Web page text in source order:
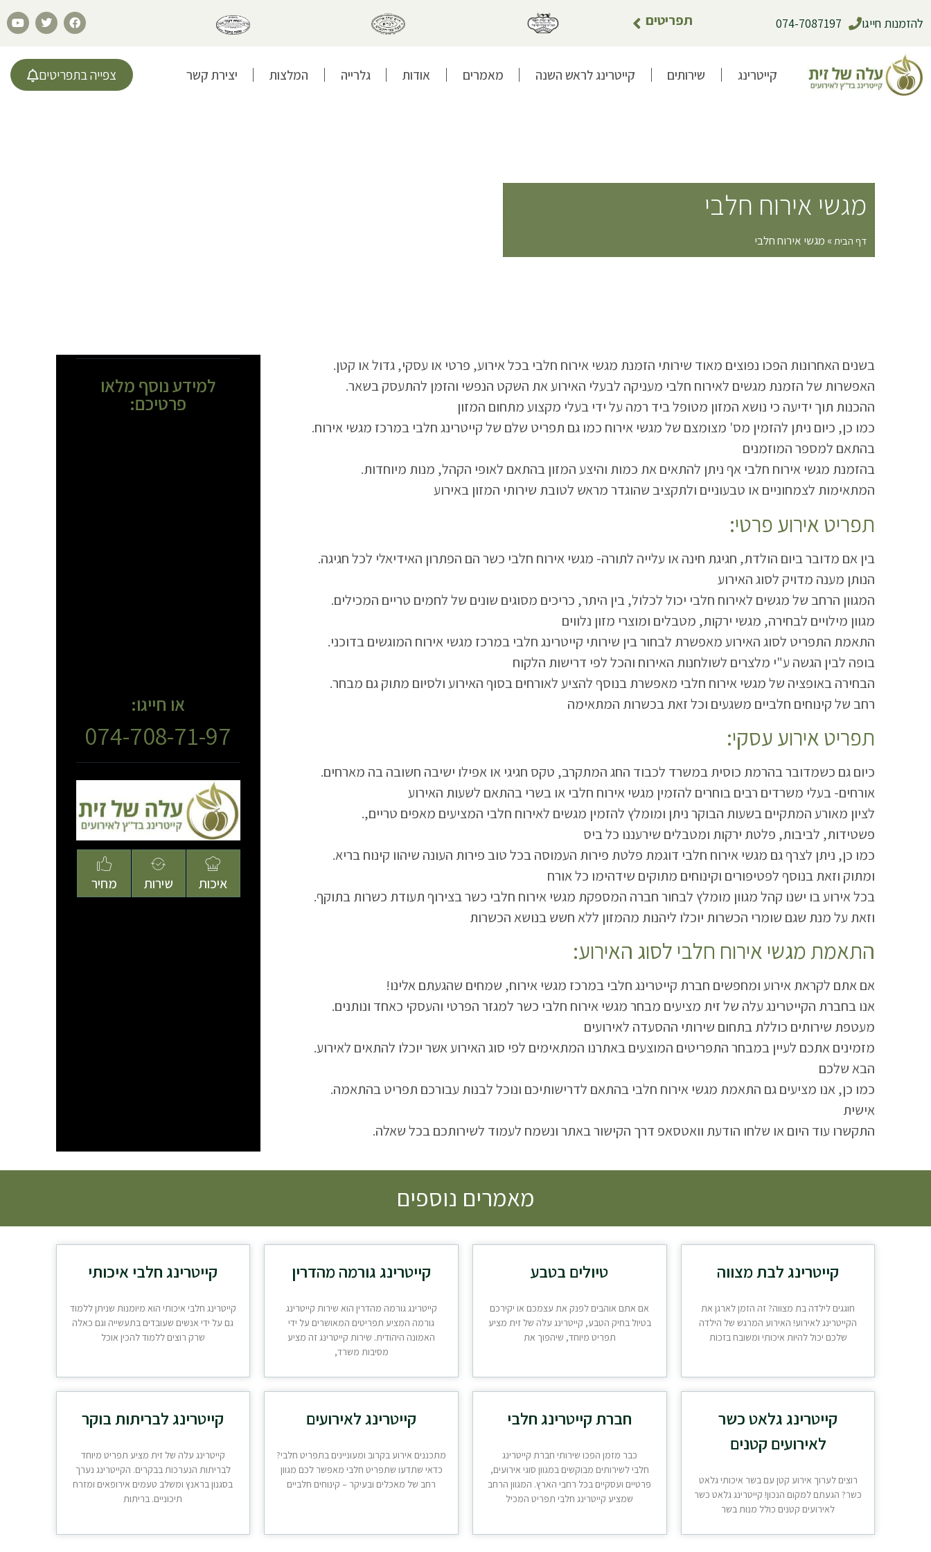
להזמנות חייגו 074-7087197 תפריטים
קייטרינג שירותים קייטרינג לראש השנה מאמרים אודות גלרייה המלצות יצירת קשר צפייה בתפריטים
מגשי אירוח חלבי
דף הבית» מגשי אירוח חלבי
.בשנים האחרונות הפכו נפוצים מאוד שירותי הזמנת מגשי אירוח חלבי בכל אירוע, פרטי או עסקי, גדול או קטן
.האפשרות של הזמנת מגשים לאירוח חלבי מעניקה לבעלי האירוע את השקט הנפשי והזמן להתעסק בשאר
ההכנות תוך ידיעה כי נושא המזון מטופל ביד רמה על ידי בעלי מקצוע מתחום המזון
.כמו כן, כיום ניתן להזמין מס' מצומצם של מגשי אירוח כמו גם תפריט שלם של קייטרינג חלבי במרכז מגשי אירוח
בהתאם למספר המוזמנים
.בהזמנת מגשי אירוח חלבי אף ניתן להתאים את כמות והיצע המזון בהתאם לאופי הקהל, מנות מיוחדות
המתאימות לצמחוניים או טבעוניים ולתקציב שהוגדר מראש לטובת שירותי המזון באירוע
:תפריט אירוע פרטי
.בין אם מדובר ביום הולדת, חגיגת חינה או עלייה לתורה- מגשי אירוח חלבי כשר הם הפתרון האידיאלי לכל חגיגה
הנותן מענה מדויק לסוג האירוע
.המגוון הרחב של מגשים לאירוח חלבי יכול לכלול, בין היתר, כריכים מסוגים שונים של לחמים טריים המכילים
מגוון מילויים לבחירה, מגשי ירקות, מטבלים ומוצרי מזון נלווים
.התאמת התפריט לסוג האירוע מאפשרת לבחור בין שירותי קייטרינג חלבי במרכז מגשי אירוח המוגשים בדוכני
בופה לבין הגשה ע"י מלצרים לשולחנות האירוח והכל לפי דרישות הלקוח
.הבחירה באופציה של מגשי אירוח חלבי מאפשרת בנוסף להציע לאורחים בסוף האירוע ולסיום מתוק גם מבחר
רחב של קינוחים חלביים משגעים וכל זאת בכשרות המתאימה
:תפריט אירוע עסקי
.כיום גם כשמדובר בהרמת כוסית במשרד לכבוד החג המתקרב, טקס חגיגי או אפילו ישיבה חשובה בה מארחים
אורחים- בעלי משרדים רבים בוחרים להזמין מגשי אירוח חלבי או בשרי בהתאם לשעות האירוע
.לציון מאורע המתקיים בשעות הבוקר ניתן ומומלץ להזמין מגשים לאירוח חלבי המציעים מאפים טריים,
פשטידות, לביבות, פלטת ירקות ומטבלים שירעננו כל ביס
.כמו כן, ניתן לצרף גם מגשי אירוח חלבי דוגמת פלטת פירות העמוסה בכל טוב פירות העונה שיהוו קינוח בריא
ומתוק וזאת בנוסף לפטיפורים וקינוחים מתוקים שידהימו כל אורח
.בכל אירוע בו ישנו קהל מגוון מומלץ לבחור חברה המספקת מגשי אירוח חלבי כשר בצירוף תעודת כשרות בתוקף
וזאת על מנת שגם שומרי הכשרות יוכלו ליהנות מהמזון ללא חשש בנושא הכשרות
:התאמת מגשי אירוח חלבי לסוג האירוע
!אם אתם לקראת אירוע ומחפשים חברת קייטרינג חלבי במרכז מגשי אירוח, שמחים שהגעתם אלינו
.אנו בחברת הקייטרינג עלה של זית מציעים מבחר מגשי אירוח חלבי כשר למגזר הפרטי והעסקי כאחד ונותנים
מעטפת שירותים כוללת בתחום שירותי ההסעדה לאירועים
.מזמינים אתכם לעיין במבחר התפריטים המוצעים באתרנו המתאימים לפי סוג האירוע אשר יוכלו להתאים לאירוע
הבא שלכם
.כמו כן, אנו מציעים גם התאמת מגשי אירוח חלבי בהתאם לדרישותיכם ונוכל לבנות עבורכם תפריט בהתאמה
אישית
.התקשרו עוד היום או שלחו הודעת וואטסאפ דרך הקישור באתר ונשמח לעמוד לשירותכם בכל שאלה
למידע נוסף מלאו
פרטיכם:
או חייגו:
074-708-71-97
איכות שירות מחיר
מאמרים נוספים
קייטרינג לבת מצווה
חוגגים לילדה בת מצווה? זה הזמן לארגן את
הקייטרינג לאירוע! האירוע המרגש של הילדה
שלכם יכול להיות איכותי ומשובח בזכות
טיולים בטבע
אם אתם אוהבים לפנק את עצמכם או יקירכם
בטיול בחיק הטבע, קייטרינג עלה של זית מציע
תפריט מיוחד, שיהפוך את
קייטרינג גורמה מהדרין
קייטרינג גורמה מהדרין הוא שירות קייטרינג
גורמה המציע תפריטים המאושרים על ידי
האמונה היהודית. שירות קייטרינג זה מציע
מסיבות משרד,
קייטרינג חלבי איכותי
קייטרינג חלבי איכותי הוא מיומנות שניתן ללמוד
גם על ידי אנשים שעובדים בתעשייה וגם כאלה
שרק רוצים ללמוד להכין אוכל
קייטרינג גלאט כשר
לאירועים קטנים
רוצים לערוך אירוע קטן עם בשר איכותי גלאט
כשר? הגעתם למקום הנכון! קייטרינג גלאט כשר
לאירועים קטנים כולל מנות בשר
חברת קייטרינג חלבי
כבר מזמן הפכו שירותי חברת קייטרינג
חלבי לשירותים מבוקשים במגוון סוגי אירועים,
פרטיים ועסקיים בכל רחבי הארץ. המגוון הרחב
שמציע קייטרינג חלבי תפריט המכיל
קייטרינג לאירועים
מתכננים אירוע בקרוב ומעוניינים בתפריט חלבי?
כדאי שתדעו שתפריט חלבי מאפשר לכם מגוון
רחב של מאכלים ובעיקר – קינוחים חלביים
קייטרינג לבריתות בוקר
קייטרינג עלה של זית מציע תפריט מיוחד
לבריתות הנערכות בבקרים. הקייטרינג נערך
בסגנון בראנץ ומשלב טעמים אירופאים ומזרח
תיכוניים. בריתות